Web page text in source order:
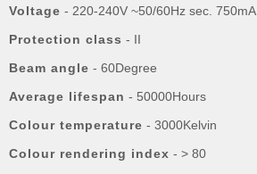
Voltage - 220-240V ~50/60Hz sec. 750mA
Protection class - II
Beam angle - 60Degree
Average lifespan - 50000Hours
Colour temperature - 3000Kelvin
Colour rendering index - > 80